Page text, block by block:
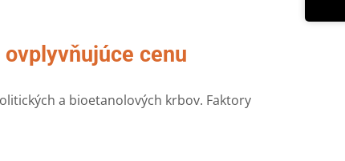
cenu
a bioetanolových krbov. Faktory